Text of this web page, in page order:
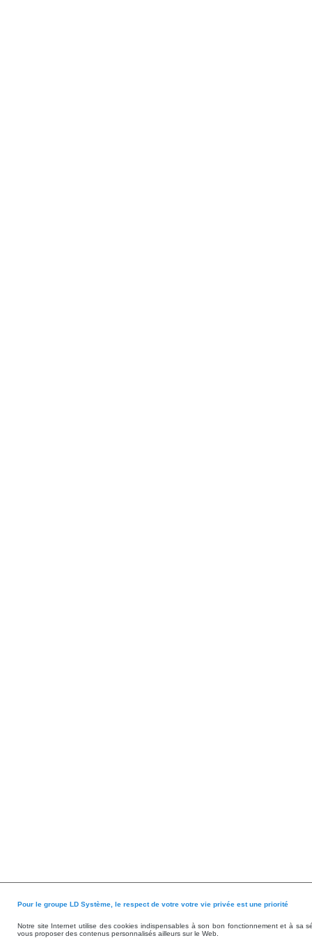
Pour le groupe LD Système, le respect de votre votre vie privée est une priorité
Notre site Internet utilise des cookies indispensables à son bon fonctionnement et à sa
vous proposer des contenus personnalisés ailleurs sur le Web.